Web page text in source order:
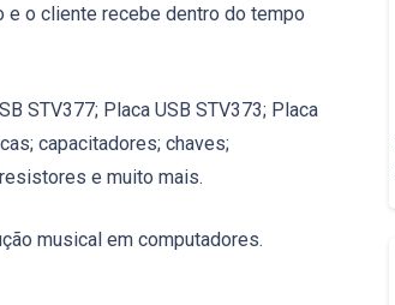
e o cliente recebe dentro do tempo
STV377; Placa USB STV373; Placa
capacitadores; chaves;
e muito mais.
musical em computadores.